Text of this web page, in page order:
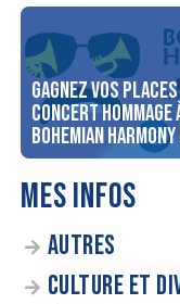
Gagnez vos
concert Hommage
Bohemian Harmony
MES INFOS
AUTRES
CULTURE ET